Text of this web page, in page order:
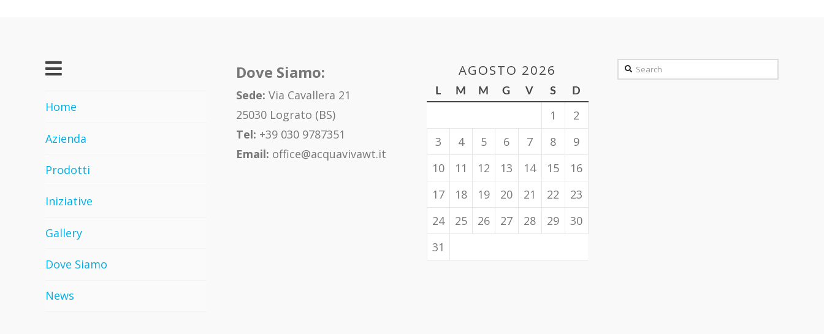
Home
Azienda
Prodotti
Iniziative
Gallery
Dove Siamo
News
Dove Siamo:
Sede: Via Cavallera 21
25030 Lograto (BS)
Tel: +39 030 9787351
Email: office@acquavivawt.it
AGOSTO 2026
L M M G V S D
1
2
3
4 5 6 7 8
9
10
11 12 13 14 15
16
17
18 19 20 21 22
23
24
25 26 27 28 29
30
31
Search